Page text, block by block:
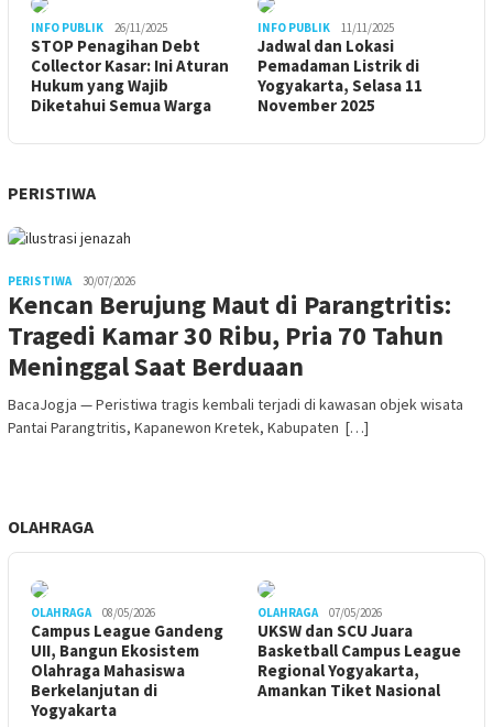
INFO PUBLIK 26/11/2025
STOP Penagihan Debt
Collector Kasar: Ini Aturan
Hukum yang Wajib
Diketahui Semua Warga
INFO PUBLIK 11/11/2025
Jadwal dan Lokasi
Pemadaman Listrik di
Yogyakarta, Selasa 11
November 2025
PERISTIWA
PERISTIWA 30/07/2026
Kencan Berujung Maut di Parangtritis:
Tragedi Kamar 30 Ribu, Pria 70 Tahun
Meninggal Saat Berduaan
BacaJogja — Peristiwa tragis kembali terjadi di kawasan objek wisata
Pantai Parangtritis, Kapanewon Kretek, Kabupaten […]
OLAHRAGA
OLAHRAGA 08/05/2026
Campus League Gandeng
UII, Bangun Ekosistem
Olahraga Mahasiswa
Berkelanjutan di
Yogyakarta
OLAHRAGA 07/05/2026
UKSW dan SCU Juara
Basketball Campus League
Regional Yogyakarta,
Amankan Tiket Nasional